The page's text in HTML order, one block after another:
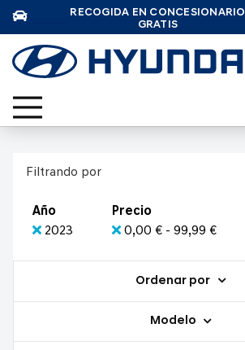
RECOGIDA EN CONCESIONARIO
GRATIS
Filtrando por
Año
2023
Precio
0,00 € - 99,99 €
Ordenar por
Modelo